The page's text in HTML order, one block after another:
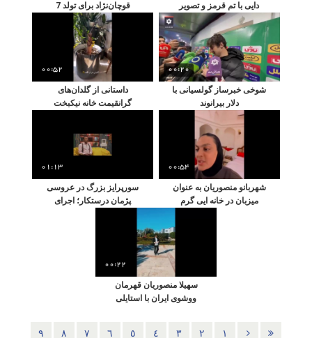
دایی با تم قرمز و تصویر
شهریار روی کیک: لحظات
خاص در کنار خانواده برای
اسطوره فوتبال ایران
قوچان‌نژاد برای تولد 7
سالگی پسرش / عکس‌هایی
که رشد سریع و جذاب
پسرش را به نمایش
می‌گذارند
00:20
شوخی خبرساز گولسیانی با
دلار بیرانوند
00:52
داستانی از گلدان‌های
گرانقیمت خانه نیکبخت
خراب شدند
00:54
شهربانو منصوریان به عنوان
میزبان در خانه ایی گرم
01:13
سورپرایز بزرگ در عروسی
پژمان درستکار؛ اجرای
00:22
سهیلا منصوریان قهرمان
ووشوی ایران با استایلی
١ ٢ ٣ ٤ ٥ ٦ ٧ ٨ ٩